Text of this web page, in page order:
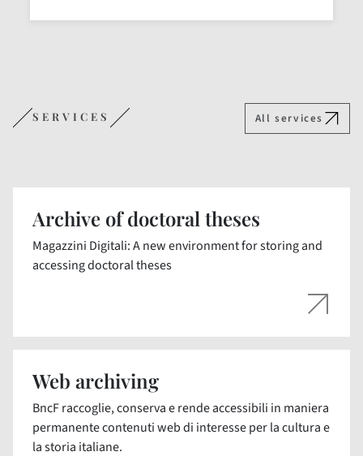
SERVICES All services
Archive of doctoral theses
Magazzini Digitali: A new environment for storing and
accessing doctoral theses
Web archiving
BncF raccoglie, conserva e rende accessibili in maniera
permanente contenuti web di interesse per la cultura e
la storia italiane.